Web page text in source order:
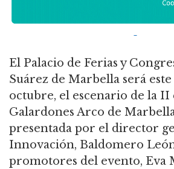
El Palacio de Ferias y
Suárez de Marbella será este
octubre, el escenario de la II
Galardones Arco de
presentada por el director
Innovación, Baldomero
promotores del evento, Eva